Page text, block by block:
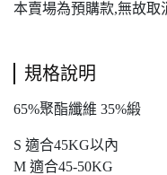
本賣場為預購款,無故取
規格說明
65%聚酯纖維 35%緞
S 適合45KG以內
M 適合45-50KG